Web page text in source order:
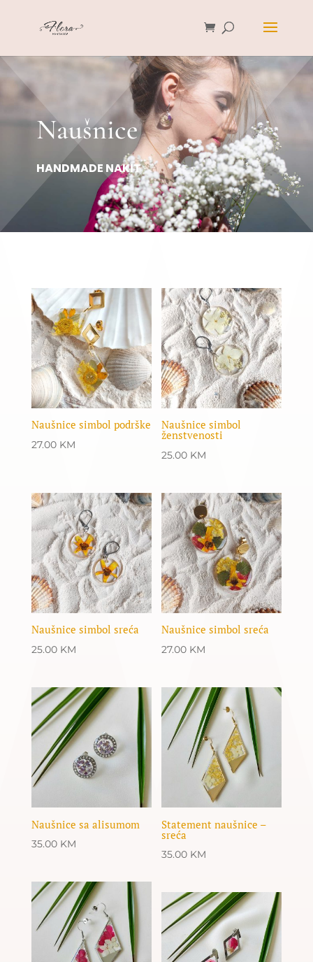
Naušnice
HANDMADE NAKIT
Naušnice simbol podrške
27.00 KM
Naušnice simbol
ženstvenosti
25.00 KM
Naušnice simbol sreća
25.00 KM
Naušnice simbol sreća
27.00 KM
Naušnice sa alisumom
35.00 KM
Statement naušnice –
sreća
35.00 KM